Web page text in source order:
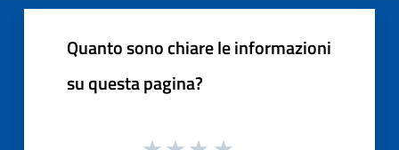
Quanto sono chiare le informazioni
su questa pagina?